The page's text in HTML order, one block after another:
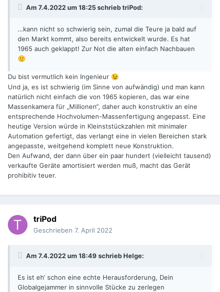
Am 7.4.2022 um 18:25 schriebtriPod:
…kann nicht so schwierig sein, zumal die Teure ja bald auf
den Markt kommt, also bereits entwickelt wurde. Es hat
1965 auch geklappt! Zur Not die alten einfach Nachbauen
🙂
Du bist vermutlich kein Ingenieur 😉
Und ja, es ist schwierig (im Sinne von aufwändig) und man kann
natürlich nicht einfach die von 1965 kopieren, das war eine
Massenkamera für „Millionen“, daher auch konstruktiv an eine
entsprechende Hochvolumen-Massenfertigung angepasst. Eine
heutige Version würde in Kleinststückzahlen mit minimaler
Automation gefertigt, das verlangt eine in vielen Bereichen stark
angepasste, weitgehend komplett neue Konstruktion.
Den Aufwand, der dann über ein paar hundert (vielleicht tausend)
verkaufte Geräte amortisiert werden muß, macht das Gerät
prohibitiv teuer.
triPod
Geschrieben 7. April 2022
Am 7.4.2022 um 18:49 schriebHelge:
Es ist eh‘ schon eine echte Herausforderung, Dein
Globalgejammer in sinnvolle Stücke zu zerlegen